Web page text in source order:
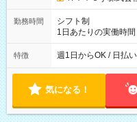
勤務時間
シフト制
1日あたりの実働時
実働時間：1-5時間 └
能！ └平日・土曜日
18:00 などのよ
特徴 週1日からOK / 日払
気になる！